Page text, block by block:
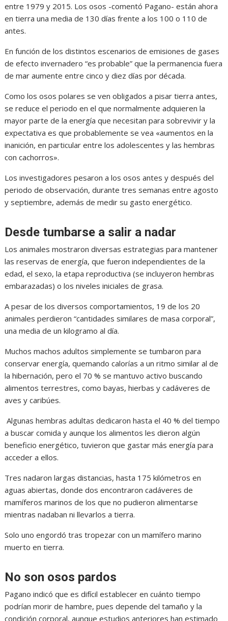
entre 1979 y 2015. Los osos -comentó Pagano- están ahora
en tierra una media de 130 días frente a los 100 o 110 de
antes.
En función de los distintos escenarios de emisiones de gases
de efecto invernadero “es probable” que la permanencia fuera
de mar aumente entre cinco y diez días por década.
Como los osos polares se ven obligados a pisar tierra antes,
se reduce el periodo en el que normalmente adquieren la
mayor parte de la energía que necesitan para sobrevivir y la
expectativa es que probablemente se vea «aumentos en la
inanición, en particular entre los adolescentes y las hembras
con cachorros».
Los investigadores pesaron a los osos antes y después del
periodo de observación, durante tres semanas entre agosto
y septiembre, además de medir su gasto energético.
Desde tumbarse a salir a nadar
Los animales mostraron diversas estrategias para mantener
las reservas de energía, que fueron independientes de la
edad, el sexo, la etapa reproductiva (se incluyeron hembras
embarazadas) o los niveles iniciales de grasa.
A pesar de los diversos comportamientos, 19 de los 20
animales perdieron “cantidades similares de masa corporal”,
una media de un kilogramo al día.
Muchos machos adultos simplemente se tumbaron para
conservar energía, quemando calorías a un ritmo similar al de
la hibernación, pero el 70 % se mantuvo activo buscando
alimentos terrestres, como bayas, hierbas y cadáveres de
aves y caribúes.
Algunas hembras adultas dedicaron hasta el 40 % del tiempo
a buscar comida y aunque los alimentos les dieron algún
beneficio energético, tuvieron que gastar más energía para
acceder a ellos.
Tres nadaron largas distancias, hasta 175 kilómetros en
aguas abiertas, donde dos encontraron cadáveres de
mamíferos marinos de los que no pudieron alimentarse
mientras nadaban ni llevarlos a tierra.
Solo uno engordó tras tropezar con un mamífero marino
muerto en tierra.
No son osos pardos
Pagano indicó que es difícil establecer en cuánto tiempo
podrían morir de hambre, pues depende del tamaño y la
condición corporal, aunque estudios anteriores han estimado